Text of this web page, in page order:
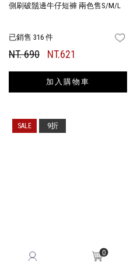
0
側刷破鬚邊牛仔短褲 兩色售S/M/L
已銷售 316 件
NT. 690 NT.621
加入購物車
9折